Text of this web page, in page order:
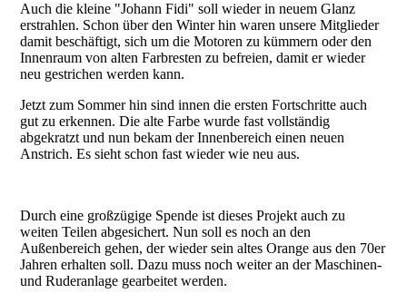
Auch die kleine "Johann Fidi" soll wieder in neuem Glanz
erstrahlen. Schon über den Winter hin waren unsere Mitglieder
damit beschäftigt, sich um die Motoren zu kümmern oder den
Innenraum von alten Farbresten zu befreien, damit er wieder
neu gestrichen werden kann.
Jetzt zum Sommer hin sind innen die ersten Fortschritte auch
gut zu erkennen. Die alte Farbe wurde fast vollständig
abgekratzt und nun bekam der Innenbereich einen neuen
Anstrich. Es sieht schon fast wieder wie neu aus.
Durch eine großzügige Spende ist dieses Projekt auch zu
weiten Teilen abgesichert. Nun soll es noch an den
Außenbereich gehen, der wieder sein altes Orange aus den 70er
Jahren erhalten soll. Dazu muss noch weiter an der Maschinen-
und Ruderanlage gearbeitet werden.